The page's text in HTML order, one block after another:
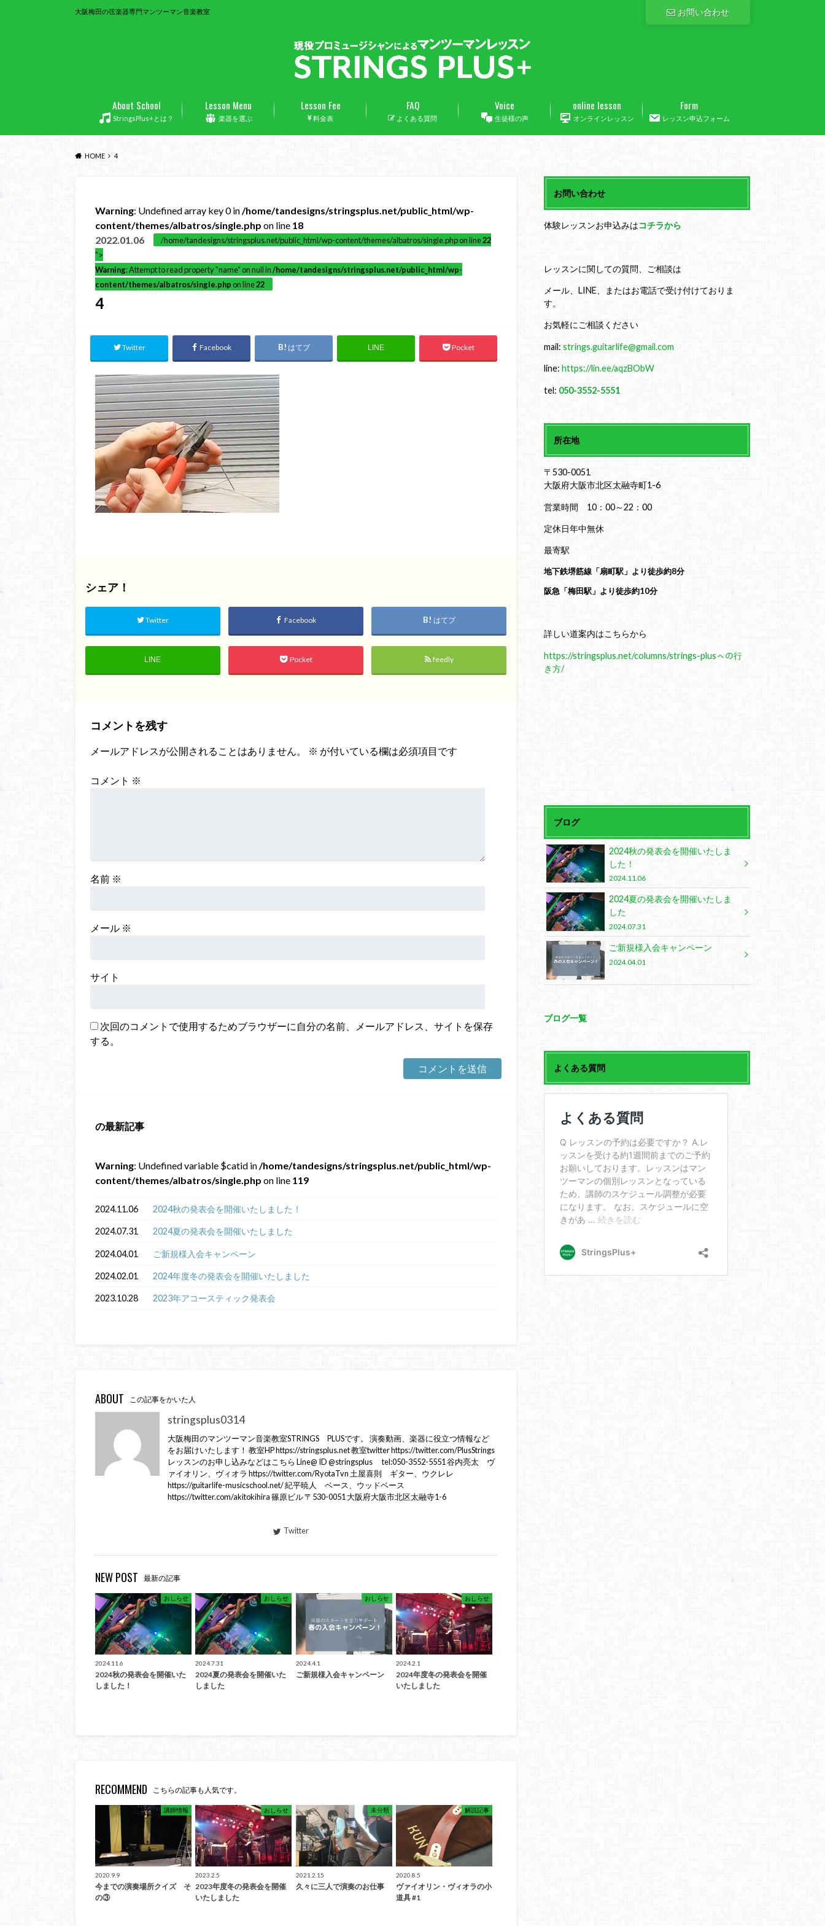
大阪梅田の弦楽器専門マンツーマン音楽教室 お問い合わせ
About School
StringsPlus+とは？
Lesson Menu
楽器を選ぶ
Lesson Fee
料金表
FAQ
よくある質問
Voice
生徒様の声
online lesson
オンラインレッスン
Form
レッスン申込フォーム
HOME 4
Warning: Undefined array key 0 in /home/tandesigns/stringsplus.net/public_html/wp-
content/themes/albatros/single.php on line 18
2022.01.06
/home/tandesigns/stringsplus.net/public_html/wp-content/themes/albatros/single.php on line22
">
Warning: Attempt to read property "name" on null in/home/tandesigns/stringsplus.net/public_html/wp-
content/themes/albatros/single.phpon line22
4
Twitter Facebook はてブ LINE Pocket
シェア！
Twitter Facebook はてブ
LINE Pocket feedly
コメントを残す
メールアドレスが公開されることはありません。 ※ が付いている欄は必須項目です
コメント ※
名前 ※
メール ※
サイト
次回のコメントで使用するためブラウザーに自分の名前、メールアドレス、サイトを保存
する。
の最新記事
Warning: Undefined variable $catid in /home/tandesigns/stringsplus.net/public_html/wp-
content/themes/albatros/single.php on line 119
2024.11.06 2024秋の発表会を開催いたしました！
2024.07.31 2024夏の発表会を開催いたしました
2024.04.01 ご新規様入会キャンペーン
2024.02.01 2024年度冬の発表会を開催いたしました
2023.10.28 2023年アコースティック発表会
ABOUT この記事をかいた人
stringsplus0314
大阪梅田のマンツーマン音楽教室STRINGS PLUSです。 演奏動画、楽器に役立つ情報など
をお届けいたします！ 教室HP https://stringsplus.net 教室twitter https://twitter.com/PlusStrings
レッスンのお申し込みなどはこちら Line@ ID @stringsplus tel:050-3552-5551 谷内亮太 ヴ
ァイオリン、ヴィオラ https://twitter.com/RyotaTvn 土屋喜則 ギター、ウクレレ
https://guitarlife-musicschool.net/ 紀平暁人 ベース、ウッドベース
https://twitter.com/akitokihira 篠原ビル 〒530-0051 大阪府大阪市北区太融寺1-6
Twitter
NEW POST 最新の記事
おしらせ
2024.11.6
2024秋の発表会を開催いた
しました！
おしらせ
2024.7.31
2024夏の発表会を開催いた
しました
おしらせ
2024.4.1
ご新規様入会キャンペーン
おしらせ
2024.2.1
2024年度冬の発表会を開催
いたしました
RECOMMEND こちらの記事も人気です。
講師情報
2020.9.9
今までの演奏場所クイズ そ
の③
おしらせ
2023.2.5
2023年度冬の発表会を開催
いたしました
未分類
2021.2.15
久々に三人で演奏のお仕事
解説記事
2020.8.5
ヴァイオリン・ヴィオラの小
道具 #1
お問い合わせ
体験レッスンお申込みはコチラから
レッスンに関しての質問、ご相談は
メール、LINE、またはお電話で受け付けておりま
す。
お気軽にご相談ください
mail: strings.guitarlife@gmail.com
line: https://lin.ee/aqzBObW
tel: 050-3552-5551
所在地
〒530-0051
大阪府大阪市北区太融寺町1-6
営業時間 10：00～22：00
定休日年中無休
最寄駅
地下鉄堺筋線「扇町駅」より徒歩約8分
阪急「梅田駅」より徒歩約10分
詳しい道案内はこちらから
https://stringsplus.net/columns/strings-plusㇸの行
き方/
ブログ
2024秋の発表会を開催いたしま
した！
2024.11.06
2024夏の発表会を開催いたしま
した
2024.07.31
ご新規様入会キャンペーン
2024.04.01
ブログ一覧
よくある質問